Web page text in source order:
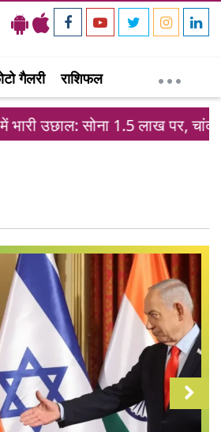
गैलरी राशिफल
भारी उछाल: सोना 1.5 लाख पर, चांदी